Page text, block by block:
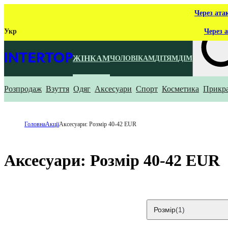
Через
Укр Через
ЖІНКАМЧОЛОВІКАМДІТЯМДІМ
Що ти
Розпродаж Взуття Одяг Аксесуари Спорт Косметика
ГоловнаАкціїАксесуари: Розмір 40-42 EUR
Аксесуари: Розмір 40-42 EUR
Розмір(1)